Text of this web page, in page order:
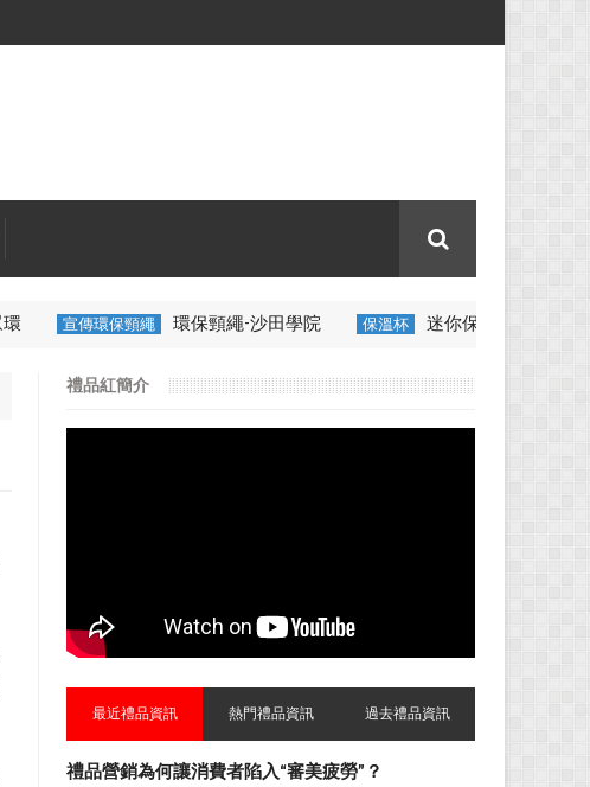
宣傳環保頸繩 環保頸繩-沙田學院 保溫杯 迷你保溫壺-香港中醫養生
禮品紅簡介
最近禮品資訊 熱門禮品資訊 過去禮品資訊
禮品營銷為何讓消費者陷入“審美疲勞”？